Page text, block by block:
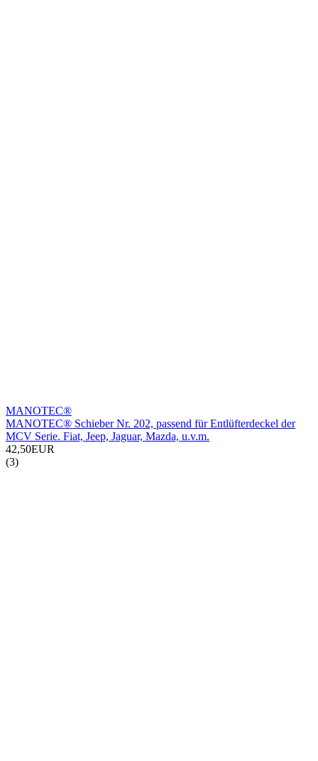
MANOTEC®
MANOTEC® Schieber Nr. 202, passend für Entlüfterdeckel der
MCV Serie. Fiat, Jeep, Jaguar, Mazda, u.v.m.
42,50EUR
(3)